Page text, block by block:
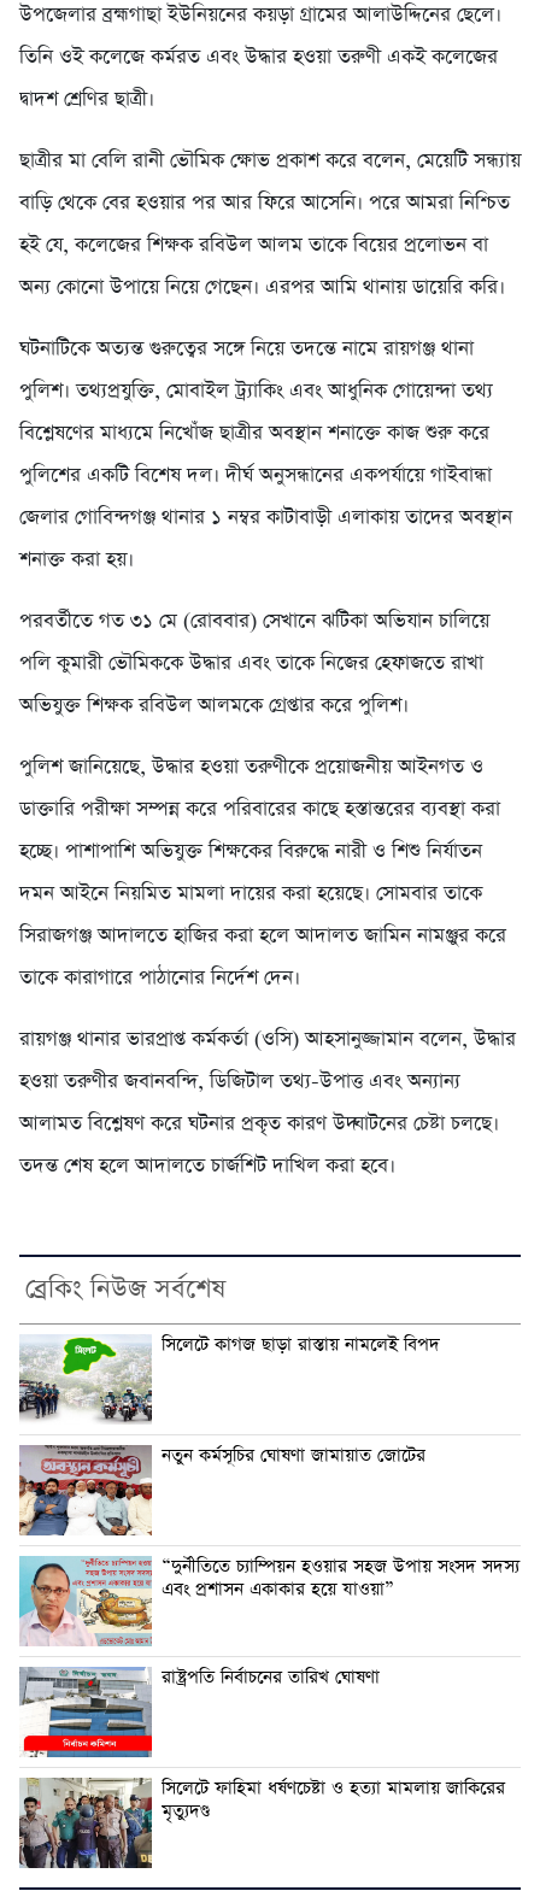
উপজেলার ব্রহ্মগাছা ইউনিয়নের কয়ড়া গ্রামের আলাউদ্দিনের ছেলে।
তিনি ওই কলেজে কর্মরত এবং উদ্ধার হওয়া তরুণী একই কলেজের
দ্বাদশ শ্রেণির ছাত্রী।
ছাত্রীর মা বেলি রানী ভৌমিক ক্ষোভ প্রকাশ করে বলেন, মেয়েটি সন্ধ্যায়
বাড়ি থেকে বের হওয়ার পর আর ফিরে আসেনি। পরে আমরা নিশ্চিত
হই যে, কলেজের শিক্ষক রবিউল আলম তাকে বিয়ের প্রলোভন বা
অন্য কোনো উপায়ে নিয়ে গেছেন। এরপর আমি থানায় ডায়েরি করি।
ঘটনাটিকে অত্যন্ত গুরুত্বের সঙ্গে নিয়ে তদন্তে নামে রায়গঞ্জ থানা
পুলিশ। তথ্যপ্রযুক্তি, মোবাইল ট্র্যাকিং এবং আধুনিক গোয়েন্দা তথ্য
বিশ্লেষণের মাধ্যমে নিখোঁজ ছাত্রীর অবস্থান শনাক্তে কাজ শুরু করে
পুলিশের একটি বিশেষ দল। দীর্ঘ অনুসন্ধানের একপর্যায়ে গাইবান্ধা
জেলার গোবিন্দগঞ্জ থানার ১ নম্বর কাটাবাড়ী এলাকায় তাদের অবস্থান
শনাক্ত করা হয়।
পরবর্তীতে গত ৩১ মে (রোববার) সেখানে ঝটিকা অভিযান চালিয়ে
পলি কুমারী ভৌমিককে উদ্ধার এবং তাকে নিজের হেফাজতে রাখা
অভিযুক্ত শিক্ষক রবিউল আলমকে গ্রেপ্তার করে পুলিশ।
পুলিশ জানিয়েছে, উদ্ধার হওয়া তরুণীকে প্রয়োজনীয় আইনগত ও
ডাক্তারি পরীক্ষা সম্পন্ন করে পরিবারের কাছে হস্তান্তরের ব্যবস্থা করা
হচ্ছে। পাশাপাশি অভিযুক্ত শিক্ষকের বিরুদ্ধে নারী ও শিশু নির্যাতন
দমন আইনে নিয়মিত মামলা দায়ের করা হয়েছে। সোমবার তাকে
সিরাজগঞ্জ আদালতে হাজির করা হলে আদালত জামিন নামঞ্জুর করে
তাকে কারাগারে পাঠানোর নির্দেশ দেন।
রায়গঞ্জ থানার ভারপ্রাপ্ত কর্মকর্তা (ওসি) আহসানুজ্জামান বলেন, উদ্ধার
হওয়া তরুণীর জবানবন্দি, ডিজিটাল তথ্য-উপাত্ত এবং অন্যান্য
আলামত বিশ্লেষণ করে ঘটনার প্রকৃত কারণ উদ্ঘাটনের চেষ্টা চলছে।
তদন্ত শেষ হলে আদালতে চার্জশিট দাখিল করা হবে।
ব্রেকিং নিউজ সর্বশেষ
সিলেটে কাগজ ছাড়া রাস্তায় নামলেই বিপদ
নতুন কর্মসূচির ঘোষণা জামায়াত জোটের
“দুর্নীতিতে চ্যাম্পিয়ন হওয়ার সহজ উপায় সংসদ সদস্য
এবং প্রশাসন একাকার হয়ে যাওয়া”
রাষ্ট্রপতি নির্বাচনের তারিখ ঘোষণা
সিলেটে ফাহিমা ধর্ষণচেষ্টা ও হত্যা মামলায় জাকিরের
মৃত্যুদণ্ড